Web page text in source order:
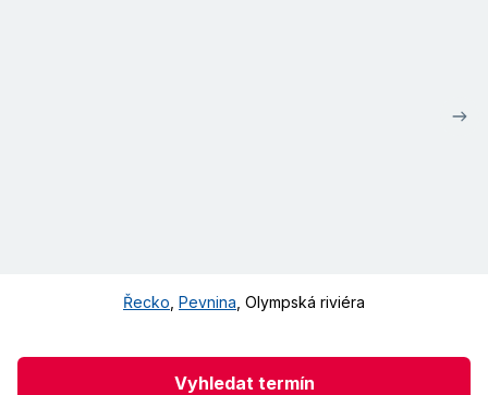
Řecko Pevnina Olympská riviéra
Vyhledat termín